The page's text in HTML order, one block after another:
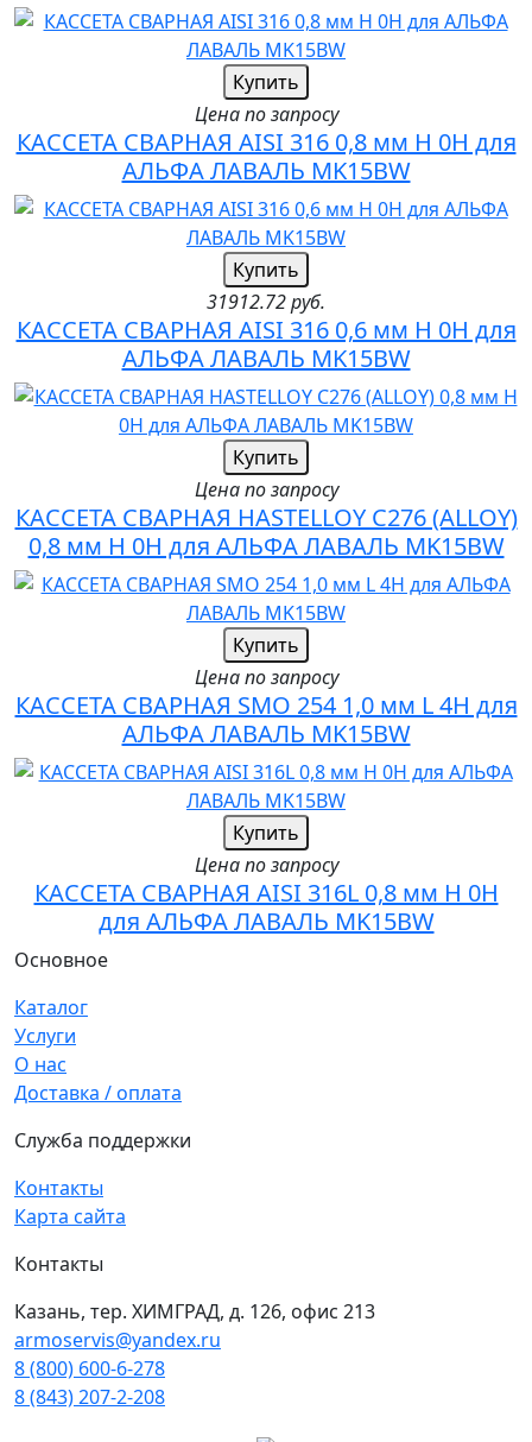
Купить
Цена по запросу
КАССЕТА СВАРНАЯ AISI 316 0,8 мм H 0H для
АЛЬФА ЛАВАЛЬ MK15BW
Купить
31912.72 руб.
КАССЕТА СВАРНАЯ AISI 316 0,6 мм H 0H для
АЛЬФА ЛАВАЛЬ MK15BW
Купить
Цена по запросу
КАССЕТА СВАРНАЯ HASTELLOY C276 (ALLOY)
0,8 мм H 0H для АЛЬФА ЛАВАЛЬ MK15BW
Купить
Цена по запросу
КАССЕТА СВАРНАЯ SMO 254 1,0 мм L 4H для
АЛЬФА ЛАВАЛЬ MK15BW
Купить
Цена по запросу
КАССЕТА СВАРНАЯ AISI 316L 0,8 мм H 0H
для АЛЬФА ЛАВАЛЬ MK15BW
Основное
Каталог
Услуги
О нас
Доставка / оплата
Служба поддержки
Контакты
Карта сайта
Контакты
Казань, тер. ХИМГРАД, д. 126, офис 213
armoservis@yandex.ru
8 (800) 600-6-278
8 (843) 207-2-208